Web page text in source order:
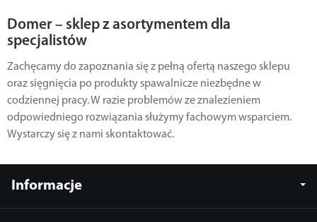
Domer – sklep z asortymentem dla
specjalistów
Zachęcamy do zapoznania się z pełną ofertą naszego sklepu
oraz sięgnięcia po produkty spawalnicze niezbędne w
codziennej pracy. W razie problemów ze znalezieniem
odpowiedniego rozwiązania służymy fachowym wsparciem.
Wystarczy się z nami skontaktować.
Informacje